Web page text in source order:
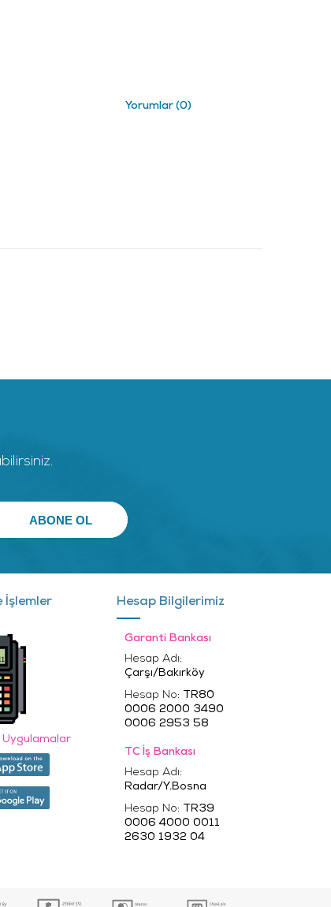
Yorumlar (0)
İşlemler
Uygulamalar
Hesap Bilgilerimiz
Garanti Bankası
Hesap Adı:
Çarşı/Bakırköy
Hesap No: TR80
0006 2000 3490
0006 2953 58
TC İş Bankası
Hesap Adı:
Radar/Y.Bosna
Hesap No: TR39
0006 4000 0011
2630 1932 04